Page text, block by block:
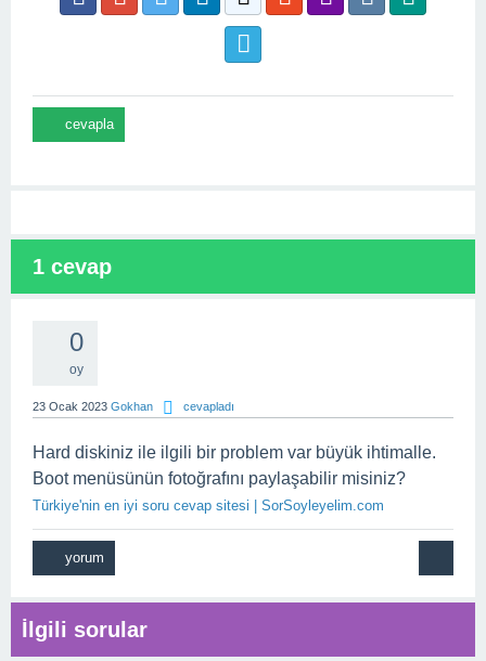
1 cevap
0
oy
23 Ocak 2023 Gokhan cevapladı
Hard diskiniz ile ilgili bir problem var büyük ihtimalle.
Boot menüsünün fotoğrafını paylaşabilir misiniz?
Türkiye'nin en iyi soru cevap sitesi | SorSoyleyelim.com
İlgili sorular